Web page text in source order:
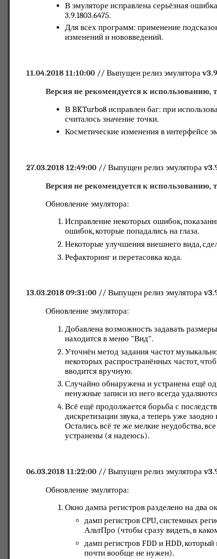
В эмуляторе исправлена серьёзная
3.9.1803.6475.
Для всех программ: применение
изменений и нововведений.
11.04.2018 11:10:00 // Выпущен релиз эмулятора
Версия не рекомендуется к использованию,
В BKTurbo8 исправлен баг: при
считалось значение точки.
Косметические изменения в интерфейсе
27.03.2018 12:49:00 // Выпущен релиз эмулятора
Версия не рекомендуется к использованию,
Обновление эмулятора:
Исправление некоторых ошибок,
ошибок, которые попадались на глаза.
Некоторые улучшения внешнего вида,
Рефакторинг и перетасовка кода.
13.03.2018 09:31:00 // Выпущен релиз эмулятора
Обновление эмулятора:
Добавлена возможность задавать
находится в меню "Вид".
Уточнён метод задания частот
некоторых распространённых частот,
вводится вручную.
Случайно обнаружена и устранена ещё
ненужные записи из него всегда
Всё ещё продолжается борьба с
дискретизации звука, а теперь уже
Остались всё те же мелкие неудобства,
устранены (я надеюсь).
06.03.2018 11:22:00 // Выпущен релиз эмулятора
Обновление эмулятора:
Окно дампа регистров разделено на два
дамп регистров CPU, системных
АльтПро (чтобы сразу видеть, в
дамп регистров FDD и HDD,
почти вообще не нужен).